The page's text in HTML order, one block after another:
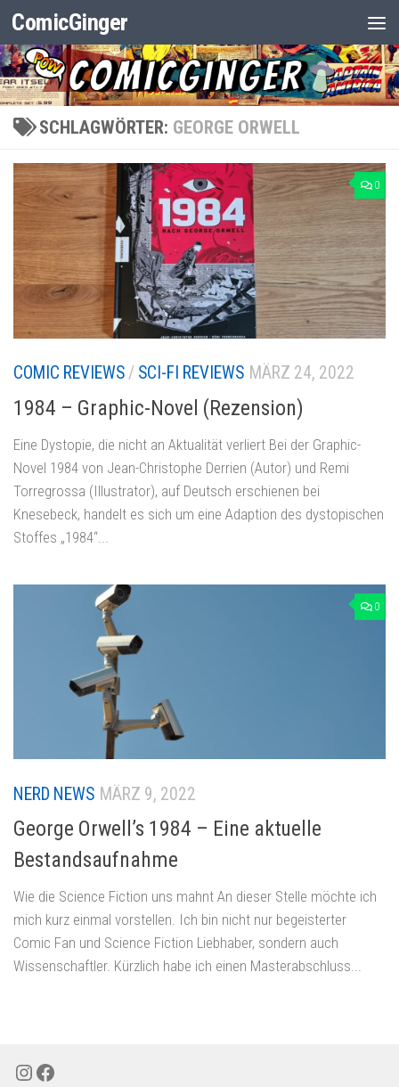
Zum Inhalt springen
ComicGinger
SCHLAGWÖRTER: GEORGE ORWELL
0
COMIC REVIEWS / SCI-FI REVIEWS MÄRZ 24, 2022
1984 – Graphic-Novel (Rezension)
Eine Dystopie, die nicht an Aktualität verliert Bei der Graphic-
Novel 1984 von Jean-Christophe Derrien (Autor) und Remi
Torregrossa (Illustrator), auf Deutsch erschienen bei
Knesebeck, handelt es sich um eine Adaption des dystopischen
Stoffes „1984“...
0
NERD NEWS MÄRZ 9, 2022
George Orwell’s 1984 – Eine aktuelle
Bestandsaufnahme
Wie die Science Fiction uns mahnt An dieser Stelle möchte ich
mich kurz einmal vorstellen. Ich bin nicht nur begeisterter
Comic Fan und Science Fiction Liebhaber, sondern auch
Wissenschaftler. Kürzlich habe ich einen Masterabschluss...
Instagram
Facebook